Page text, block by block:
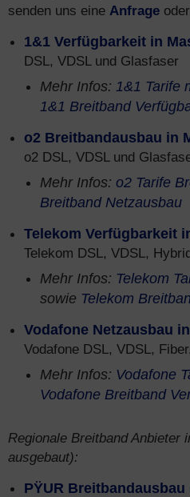
senden uns eine Anfrage oder
1&1 Verfügbarkeit in
DSL, VDSL und Glasfaser
Mehr Infos: 1&1 Tarife
1&1 Breitband
o2 Breitbandausbau in
o2 DSL, VDSL und
Mehr Infos: o2 Tarife
Breitband Netzausbau
Telekom Verfügbarkeit
Telekom DSL, VDSL,
Mehr Infos: Telekom
sowie Telekom
Vodafone Netzausbau
Vodafone DSL, VDSL,
Mehr Infos: Vodafone
Vodafone Breitband
Regionale Breitband Anbieter
ausgebaut):
PŸUR Breitbandausbau